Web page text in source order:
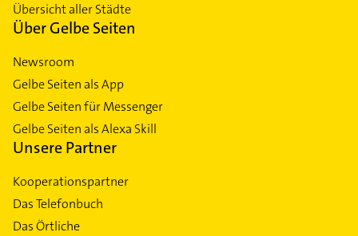
Übersicht aller Städte
Über Gelbe Seiten
Newsroom
Gelbe Seiten als App
Gelbe Seiten für Messenger
Gelbe Seiten als Alexa Skill
Unsere Partner
Kooperationspartner
Das Telefonbuch
Das Örtliche